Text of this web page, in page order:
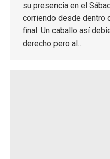
su presencia en el
corriendo desde dentro
final. Un caballo así
derecho pero al…